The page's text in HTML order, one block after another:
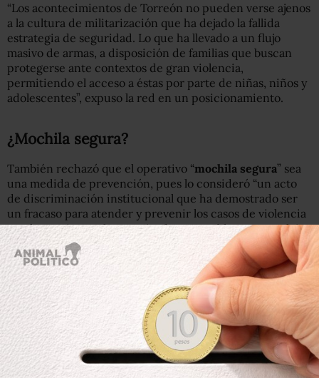
“Los acontecimientos de Torreón no pueden verse ajenos
a la cultura de militarización que ha dejado la fallida
estrategia de seguridad. Lo que ha llevado a un flujo
masivo de armas, a disposición de familias que buscan
protegerse ante contextos de gran violencia,
permitiendo el acceso a éstas por parte de niñas, niños y
adolescentes”, expuso la red en un posicionamiento.
¿Mochila segura?
También rechazó que el operativo “mochila segura” sea
una medida de prevención, pues lo consideró “un acto
de discriminación institucional que ha demostrado ser
un fracaso para atender y prevenir los casos de violencia
en el espacio escolar, enraizados en problemas complejos
como la violencia comunitaria, la ruptura del tejido social,
la impunidad y la inseguridad”.
REDIM urge a reconocer que los hechos de Torreón,
Coahuila son consecuencia de la generalización de la
violencia armada en contra niñas, niños y adolescentes
Consulta nuestro boletín en https://t.co/px0BSD2L2Z
pic.twitter.com/IF81hTxVDw